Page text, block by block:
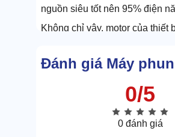
nguồn siêu tốt nên 95% điện
Không chỉ vậy, motor của
Đánh giá Máy
0/5
0 đánh giá